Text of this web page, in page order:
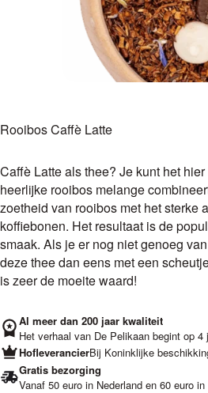
Rooibos Caffè Latte
Caffè Latte als thee? Je kunt het
heerlijke rooibos melange
zoetheid van rooibos met het sterke
koffiebonen. Het resultaat is de
smaak. Als je er nog niet genoeg
deze thee dan eens met een
is zeer de moeite waard!
Al meer dan 200 jaar kwaliteit
Het verhaal van De Pelikaan begint op 4
HofleverancierBij Koninklijke
Gratis bezorging
Vanaf 50 euro in Nederland en 60 euro